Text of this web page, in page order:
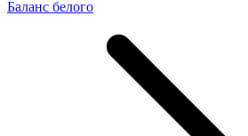
Баланс белого